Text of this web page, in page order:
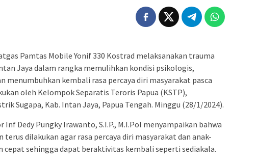
Pamtas Mobile Yonif 330 Kostrad melaksanakan trauma
Jaya dalam rangka memulihkan kondisi psikologis,
menumbuhkan kembali rasa percaya diri masyarakat pasca
oleh Kelompok Separatis Teroris Papua (KSTP),
Sugapa, Kab. Intan Jaya, Papua Tengah. Minggu (28/1/2024).
Inf Dedy Pungky Irawanto, S.I.P., M.I.Pol menyampaikan bahwa
dilakukan agar rasa percaya diri masyarakat dan anak-
cepat sehingga dapat beraktivitas kembali seperti sediakala.